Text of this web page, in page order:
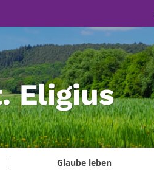
Eligius
Glaube leben